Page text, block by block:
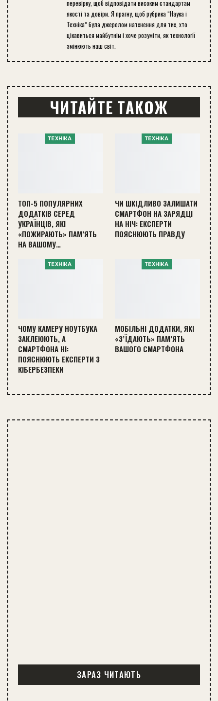
перевірку, щоб відповідати високим стандартам
якості та довіри. Я прагну, щоб рубрика “Наука і
Техніка” була джерелом натхнення для тих, хто
цікавиться майбутнім і хоче розуміти, як технології
змінюють наш світ.
ЧИТАЙТЕ ТАКОЖ
ТЕХНІКА
ТОП-5 ПОПУЛЯРНИХ
ДОДАТКІВ СЕРЕД
УКРАЇНЦІВ, ЯКІ
«ПОЖИРАЮТЬ» ПАМ’ЯТЬ
НА ВАШОМУ…
ТЕХНІКА
ЧИ ШКІДЛИВО ЗАЛИШАТИ
СМАРТФОН НА ЗАРЯДЦІ
НА НІЧ: ЕКСПЕРТИ
ПОЯСНЮЮТЬ ПРАВДУ
ТЕХНІКА
ЧОМУ КАМЕРУ НОУТБУКА
ЗАКЛЕЮЮТЬ, А
СМАРТФОНА НІ:
ПОЯСНЮЮТЬ ЕКСПЕРТИ З
КІБЕРБЕЗПЕКИ
ТЕХНІКА
МОБІЛЬНІ ДОДАТКИ, ЯКІ
«З’ЇДАЮТЬ» ПАМ’ЯТЬ
ВАШОГО СМАРТФОНА
ЗАРАЗ ЧИТАЮТЬ